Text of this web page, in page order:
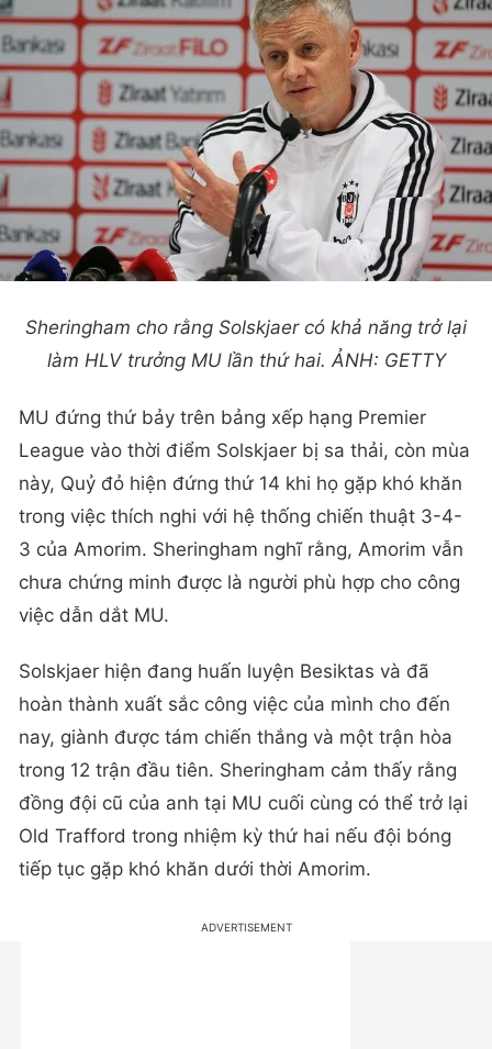
Sheringham cho rằng Solskjaer có khả năng trở lại
làm HLV trưởng MU lần thứ hai. ẢNH: GETTY
MU đứng thứ bảy trên bảng xếp hạng Premier
League vào thời điểm Solskjaer bị sa thải, còn mùa
này, Quỷ đỏ hiện đứng thứ 14 khi họ gặp khó khăn
trong việc thích nghi với hệ thống chiến thuật 3-4-
3 của Amorim. Sheringham nghĩ rằng, Amorim vẫn
chưa chứng minh được là người phù hợp cho công
việc dẫn dắt MU.
Solskjaer hiện đang huấn luyện Besiktas và đã
hoàn thành xuất sắc công việc của mình cho đến
nay, giành được tám chiến thắng và một trận hòa
trong 12 trận đầu tiên. Sheringham cảm thấy rằng
đồng đội cũ của anh tại MU cuối cùng có thể trở lại
Old Trafford trong nhiệm kỳ thứ hai nếu đội bóng
tiếp tục gặp khó khăn dưới thời Amorim.